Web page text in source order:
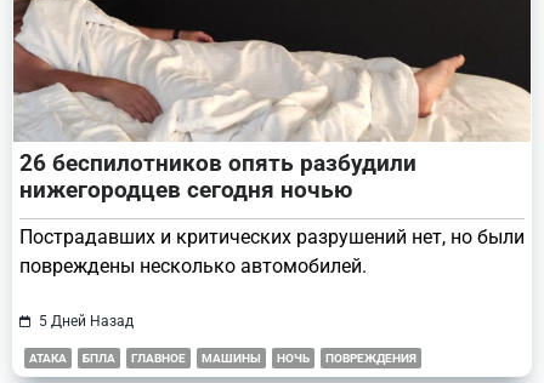
26 беспилотников опять разбудили
нижегородцев сегодня ночью
Пострадавших и критических разрушений нет, но были
повреждены несколько автомобилей.
5 Дней Назад
АТАКА БПЛА ГЛАВНОЕ МАШИНЫ НОЧЬ ПОВРЕЖДЕНИЯ